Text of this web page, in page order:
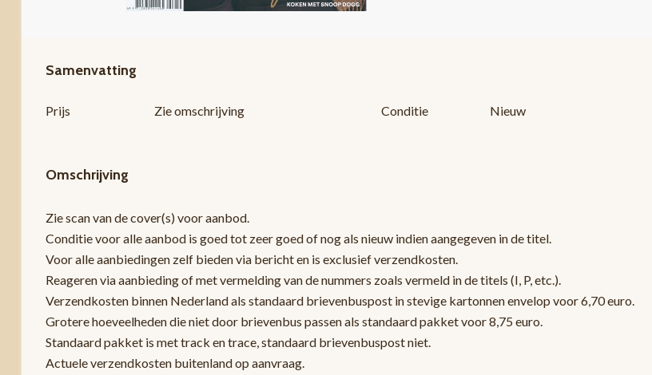
Samenvatting
Prijs Zie omschrijving Conditie Nieuw
Omschrijving
Zie scan van de cover(s) voor aanbod.
Conditie voor alle aanbod is goed tot zeer goed of nog als nieuw indien aangegeven in de titel.
Voor alle aanbiedingen zelf bieden via bericht en is exclusief verzendkosten.
Reageren via aanbieding of met vermelding van de nummers zoals vermeld in de titels (I, P, etc.).
Verzendkosten binnen Nederland als standaard brievenbuspost in stevige kartonnen envelop voor 6,70 euro.
Grotere hoeveelheden die niet door brievenbus passen als standaard pakket voor 8,75 euro.
Standaard pakket is met track en trace, standaard brievenbuspost niet.
Actuele verzendkosten buitenland op aanvraag.